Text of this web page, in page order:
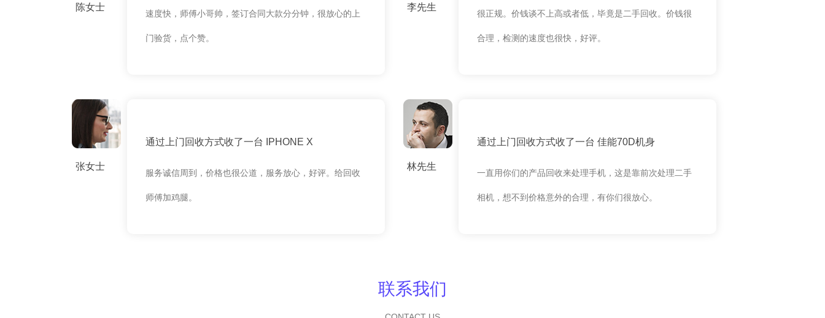
陈女士
速度快，师傅小哥帅，签订合同大款分分钟，很放心的上
门验货，点个赞。
李先生
很正规。价钱谈不上高或者低，毕竟是二手回收。价钱很
合理，检测的速度也很快，好评。
张女士
通过上门回收方式收了一台 IPHONE X
服务诚信周到，价格也很公道，服务放心，好评。给回收
师傅加鸡腿。
林先生
通过上门回收方式收了一台 佳能70D机身
一直用你们的产品回收来处理手机，这是靠前次处理二手
相机，想不到价格意外的合理，有你们很放心。
联系我们